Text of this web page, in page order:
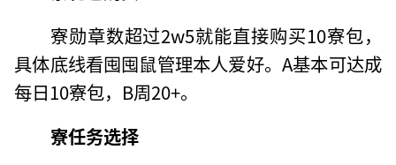
寮勋章数超过2w5就能直接购买10寮包，
具体底线看囤囤鼠管理本人爱好。A基本可达成
每日10寮包，B周20+。
寮任务选择